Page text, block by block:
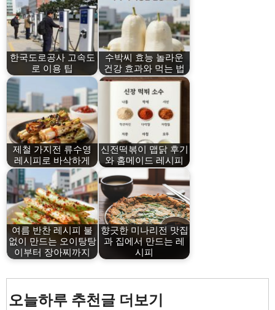
한국도로공사 고속도
로 이용 팁
수박씨 효능 놀라운
건강 효과와 먹는 법
제철 가지전 류수영
레시피로 바삭하게
신전떡볶이 맵닭 후기
와 홈메이드 레시피
여름 반찬 레시피 불
없이 만드는 오이탕탕
이부터 장아찌까지
향긋한 미나리전 맛집
과 집에서 만드는 레
시피
오늘하루 추천글 더보기